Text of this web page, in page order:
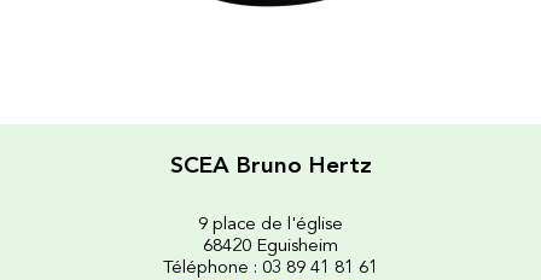
SCEA Bruno Hertz
9 place de l'église
68420 Eguisheim
Téléphone : 03 89 41 81 61